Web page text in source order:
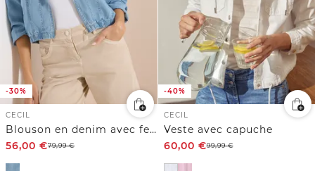
-30%
CECIL
Blouson en denim avec fermeture zip
56,00 €79,99€
-40%
CECIL
Veste avec capuche
60,00 €99,99€